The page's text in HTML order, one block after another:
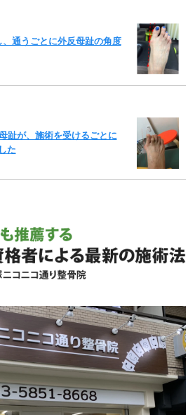
通うごとに外反母趾の角度
趾が、施術を受けるごとに
た